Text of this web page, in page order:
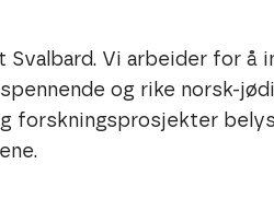
jødisk
gjennom
sikrer
Vi arbeider for å
og rike norsk-
forskningsprosjekter